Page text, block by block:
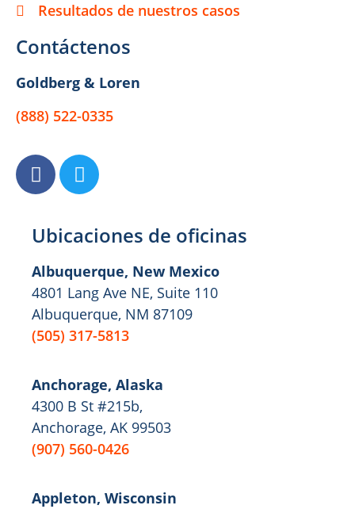
Resultados de nuestros casos
Contáctenos
Goldberg & Loren
(888) 522-0335
Ubicaciones de oficinas
Albuquerque, New Mexico
4801 Lang Ave NE, Suite 110
Albuquerque, NM 87109
(505) 317-5813
Anchorage, Alaska
4300 B St #215b,
Anchorage, AK 99503
(907) 560-0426
Appleton, Wisconsin